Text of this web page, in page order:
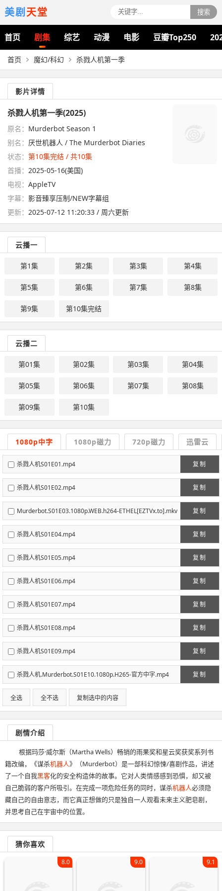
美剧天堂 搜索
首页 剧集 综艺 动漫 电影 豆瓣Top250
首页 魔幻/科幻 杀戮人机第一季
影片详情
杀戮人机第一季(2025)
原名： Murderbot Season 1
别名： 厌世机器人 / The Murderbot Diaries
状态： 第10集完结 / 共10集
首播： 2025-05-16(美国)
电视： AppleTV
字幕： 影音臻享压制/NEW字幕组
更新： 2025-07-12 11:20:33 / 周六更新
云播一
第1集 第2集 第3集 第4集
第5集 第6集 第7集 第8集
第9集 第10集完结
云播二
第01集 第02集 第03集 第04集
第05集 第06集 第07集 第08集
第09集 第10集
1080p中字 1080p磁力 720p磁力 迅雷云
复制
杀戮人机S01E01.mp4
复制
杀戮人机S01E02.mp4
复制
Murderbot.S01E03.1080p.WEB.h264-ETHEL[EZTVx.to].mkv
[eztvx.to]
复制
杀戮人机S01E04.mp4
复制
杀戮人机S01E05.mp4
复制
杀戮人机S01E06.mp4
复制
杀戮人机S01E07.mp4
复制
杀戮人机S01E08.mp4
复制
杀戮人机S01E09.mp4
复制
杀戮人机.Murderbot.S01E10.1080p.H265-官方中字.mp4
全选 全不选 复制选中的内容
剧情介绍
根据玛莎·威尔斯（Martha Wells）畅销的雨果奖和星云奖获奖系列书
籍改编，《谋杀机器人》（Murderbot）是一部科幻惊悚/喜剧作品，讲述
了一个自我黑客化的安全构造体的故事。它对人类情感感到恐惧，却又被
自己脆弱的客户所吸引。在完成一项危险任务的同时，谋杀机器人必须隐
藏自己的自由意志，而它真正想做的只是独自一人观看未来主义肥皂剧，
并思考自己在宇宙中的位置。
猜你喜欢
8.0 9.0 9.1